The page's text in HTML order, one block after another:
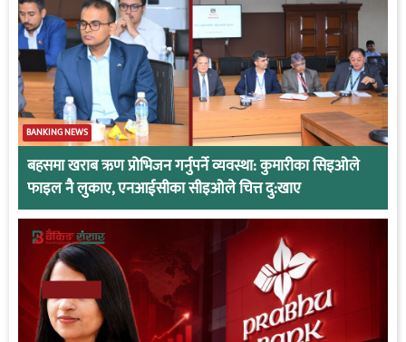
BANKING NEWS
बहसमा खराब ऋण प्रोभिजन गर्नुपर्ने व्यवस्था: कुमारीका सिइओले
फाइल नै लुकाए, एनआईसीका सीइओले चित्त दु:खाए